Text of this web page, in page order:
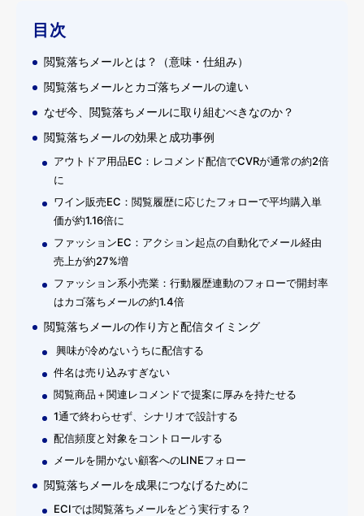
目次
閲覧落ちメールとは？（意味・仕組み）
閲覧落ちメールとカゴ落ちメールの違い
なぜ今、閲覧落ちメールに取り組むべきなのか？
閲覧落ちメールの効果と成功事例
アウトドア用品EC：レコメンド配信でCVRが通常の約2倍
に
ワイン販売EC：閲覧履歴に応じたフォローで平均購入単
価が約1.16倍に
ファッションEC：アクション起点の自動化でメール経由
売上が約27%増
ファッション系小売業：行動履歴連動のフォローで開封率
はカゴ落ちメールの約1.4倍
閲覧落ちメールの作り方と配信タイミング
興味が冷めないうちに配信する
件名は売り込みすぎない
閲覧商品＋関連レコメンドで提案に厚みを持たせる
1通で終わらせず、シナリオで設計する
配信頻度と対象をコントロールする
メールを開かない顧客へのLINEフォロー
閲覧落ちメールを成果につなげるために
ECIでは閲覧落ちメールをどう実行する？